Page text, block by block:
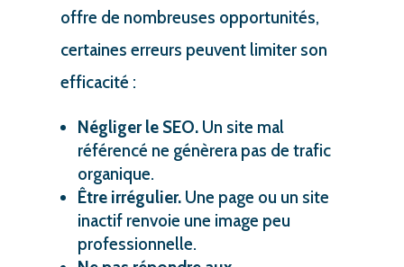
offre de nombreuses opportunités,
certaines erreurs peuvent limiter son
efficacité :
Négliger le SEO.Un site mal
référencé ne génèrera pas de trafic
organique.
Être irrégulier.Une page ou un site
inactif renvoie une image peu
professionnelle.